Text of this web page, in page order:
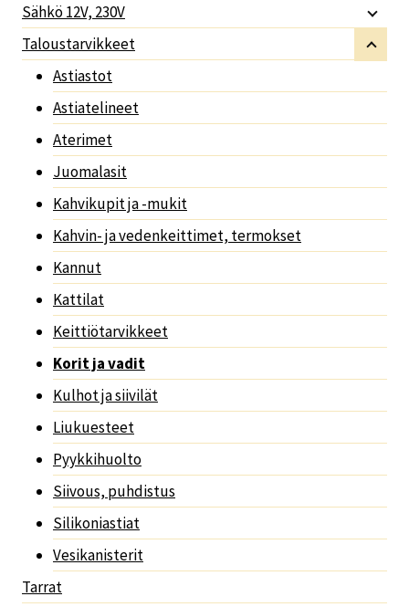
Sähkö 12V, 230V
Taloustarvikkeet
Astiastot
Astiatelineet
Aterimet
Juomalasit
Kahvikupit ja -mukit
Kahvin- ja vedenkeittimet, termokset
Kannut
Kattilat
Keittiötarvikkeet
Korit ja vadit
Kulhot ja siivilät
Liukuesteet
Pyykkihuolto
Siivous, puhdistus
Silikoniastiat
Vesikanisterit
Tarrat